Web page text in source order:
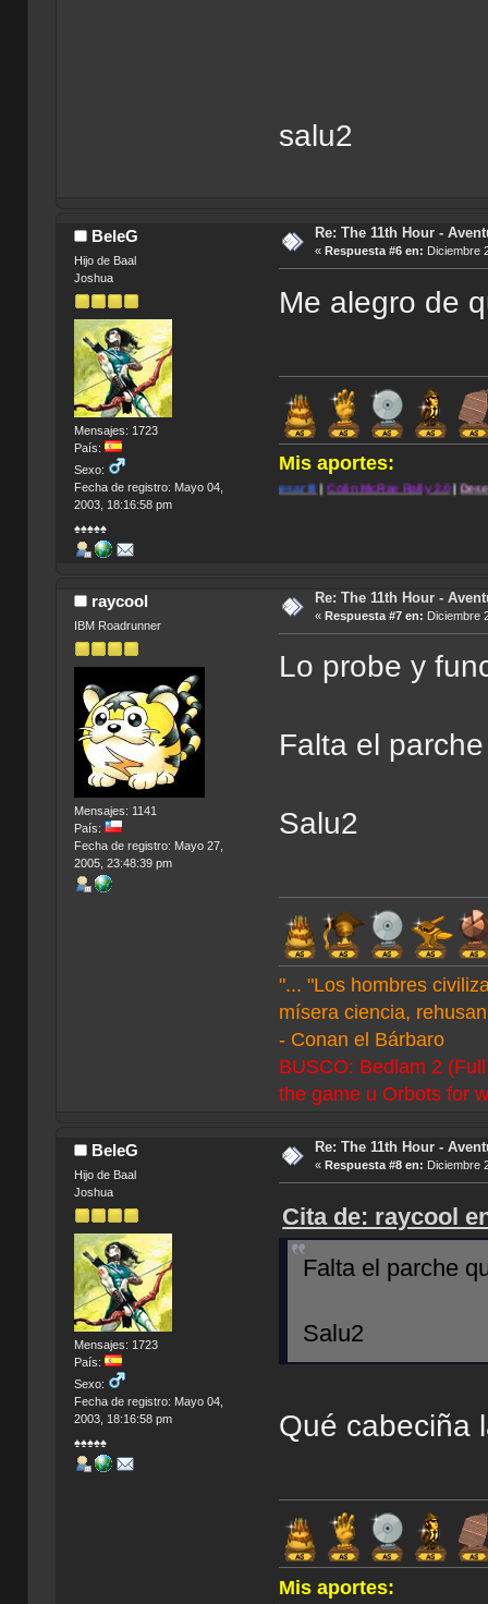
salu2
BeleG
Hijo de Baal
Joshua
Mensajes: 1723
País:
Sexo:
Fecha de registro: Mayo 04,
2003, 18:16:58 pm
♠♠♠♠♠
Re: The 11th Hour -
« Respuesta #6 en: Diciembre
Me alegro de
Mis aportes:
The Edge ofDarkness|Caesar III Colin McRae Rally 2.0|Desert Strike:
raycool
IBM Roadrunner
Mensajes: 1141
País:
Fecha de registro: Mayo 27,
2005, 23:48:39 pm
Re: The 11th Hour -
« Respuesta #7 en: Diciembre
Lo probe y
Falta el
Salu2
"... "Los hombres
mísera ciencia,
- Conan el Bárbaro
BUSCO: Bedlam 2
the game u Orbots for
BeleG
Hijo de Baal
Joshua
Mensajes: 1723
País:
Sexo:
Fecha de registro: Mayo 04,
2003, 18:16:58 pm
♠♠♠♠♠
Re: The 11th Hour -
« Respuesta #8 en: Diciembre
Cita de: raycool
Falta el parche
Salu2
Qué cabeciña
Mis aportes: